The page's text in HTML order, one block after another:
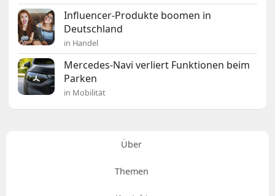
Influencer-Produkte boomen in
Deutschland
in Handel
Mercedes-Navi verliert Funktionen beim
Parken
in Mobilität
Über
Themen